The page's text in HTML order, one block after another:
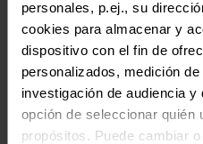
personales, p.ej., su
cookies para almacenar y
dispositivo con el fin de
personalizados, medición
investigación de audiencia
opción de seleccionar quién
propósitos. Puede cambiar
EDP invita a
presente y
Asturias